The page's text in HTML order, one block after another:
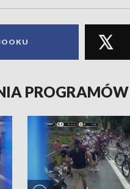
PROGRAMÓW